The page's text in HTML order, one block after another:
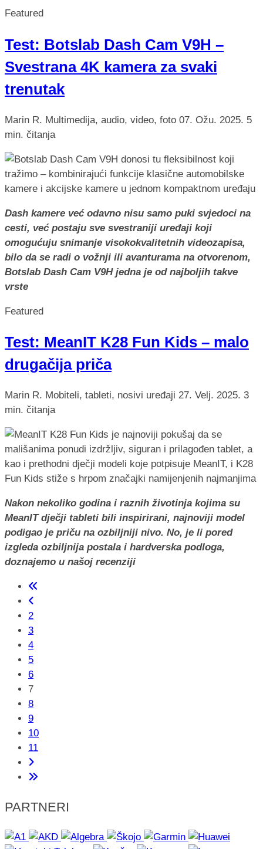
Featured
Test: Botslab Dash Cam V9H –
Svestrana 4K kamera za svaki
trenutak
Marin R. Multimedija, audio, video, foto 07. Ožu. 2025. 5
min. čitanja
Dash kamere već odavno nisu samo puki svjedoci na
cesti, već postaju sve svestraniji uređaji koji
omogućuju snimanje visokokvalitetnih videozapisa,
bilo da se radi o vožnji ili avanturama na otvorenom,
Botslab Dash Cam V9H jedna je od najboljih takve
vrste
Featured
Test: MeanIT K28 Fun Kids – malo
drugačija priča
Marin R. Mobiteli, tableti, nosivi uređaji 27. Velj. 2025. 3
min. čitanja
Nakon nekoliko godina i raznih životinja kojima su
MeanIT dječji tableti bili inspirirani, najnoviji model
podigao je priču na ozbiljniji nivo. No, je li pored
izgleda ozbiljnija postala i hardverska podloga,
doznajemo u našoj recenziji
2
3
4
5
6
7
8
9
10
11
PARTNERI